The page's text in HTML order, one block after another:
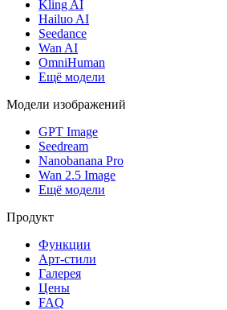
Kling AI
Hailuo AI
Seedance
Wan AI
OmniHuman
Ещё модели
Модели изображений
GPT Image
Seedream
Nanobanana Pro
Wan 2.5 Image
Ещё модели
Продукт
Функции
Арт-стили
Галерея
Цены
FAQ